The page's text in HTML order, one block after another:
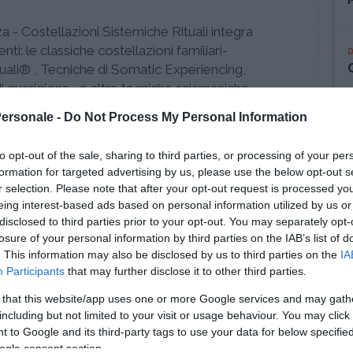
- Do Not Process My Personal Information
opt-out of the sale, sharing to third parties, or processing of your
for targeted advertising by us, please use the below opt-out
selection. Please note that after your opt-out request is processed
interest-based ads based on personal information utilized by us
to third parties prior to your opt-out. You may separately
of your personal information by third parties on the IAB’s list of
This information may also be disclosed by us to third parties on the
Participants that may further disclose it to other third parties.
that this website/app uses one or more Google services and may
but not limited to your visit or usage behaviour. You may
to Google and its third-party tags to use your data for below
consent section.
- Costellazioni Sistemiche Rituali integra
le classiche costellazioni familiari-
, Tecniche di Somatic Experiencing,
, e altre tecniche sciamaniche
Altre sedi
Associazione il Cerchio DELLA VITA,